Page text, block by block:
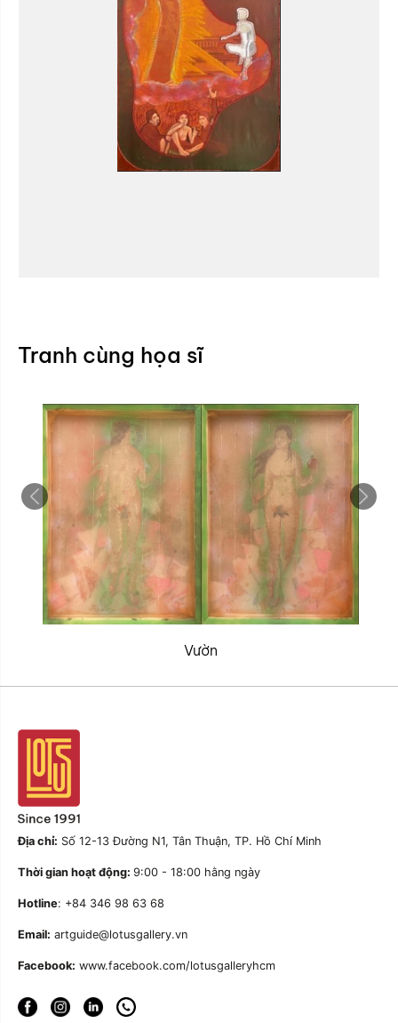
Tranh cùng họa sĩ
Vườn
Địa chỉ: Số 12-13 Đường N1, Tân Thuận, TP. Hồ Chí Minh
Thời gian hoạt động: 9:00 - 18:00 hằng ngày
Hotline: +84 346 98 63 68
Email: artguide@lotusgallery.vn
Facebook: www.facebook.com/lotusgalleryhcm